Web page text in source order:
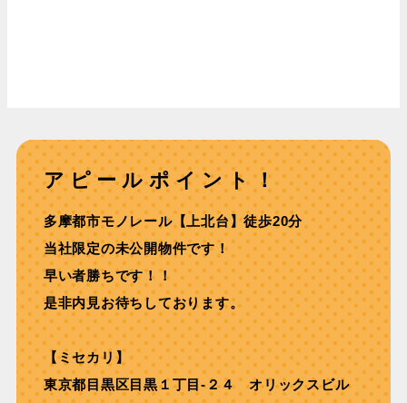
アピールポイント！
多摩都市モノレール【上北台】徒歩20分
当社限定の未公開物件です！
早い者勝ちです！！
是非内見お待ちしております。
【ミセカリ】
東京都目黒区目黒１丁目-２４ オリックスビル